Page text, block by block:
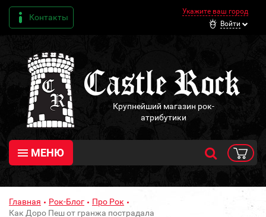
Контакты
Укажите ваш город
Войти
Крупнейший магазин рок-
атрибутики
МЕНЮ
Главная Рок-Блог
Про Рок
Как Доро Пеш от гранжа пострадала